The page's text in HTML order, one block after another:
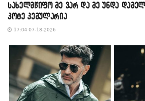
სახელმწიფო მე ვარ და მე უნდა
კოტე კემულარია
17:04 07-18-2026